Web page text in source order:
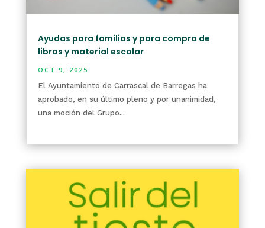
Ayudas para familias y para compra de
libros y material escolar
OCT 9, 2025
El Ayuntamiento de Carrascal de Barregas ha
aprobado, en su último pleno y por unanimidad,
una moción del Grupo...